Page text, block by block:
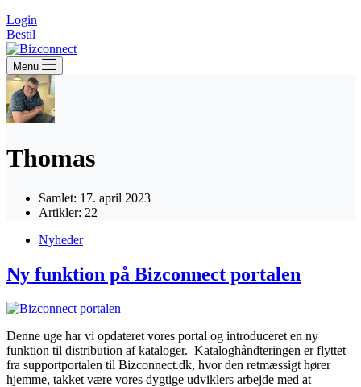
Login
Bestil
Menu
Thomas
Samlet: 17. april 2023
Artikler: 22
Nyheder
Ny funktion på Bizconnect portalen
Denne uge har vi opdateret vores portal og introduceret en ny
funktion til distribution af kataloger. Kataloghåndteringen er flyttet
fra supportportalen til Bizconnect.dk, hvor den retmæssigt hører
hjemme, takket være vores dygtige udviklers arbejde med at